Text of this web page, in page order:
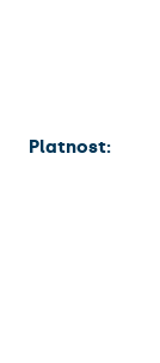
Platnost: